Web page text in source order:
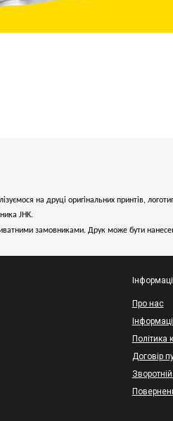
на друці оригінальних принтів,
JHK.
замовниками. Друк може бути
Про нас
Політика
Договір